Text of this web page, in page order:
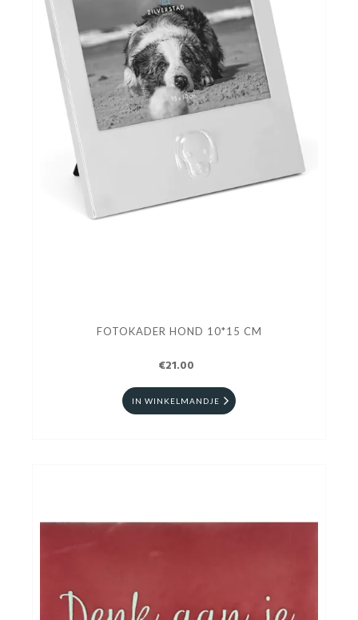
FOTOKADER HOND 10*15 CM
€21.00
IN WINKELMANDJE